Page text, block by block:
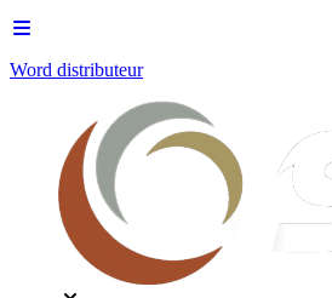
Word distributeur